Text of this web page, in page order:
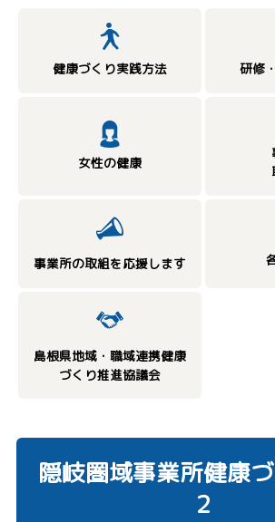
健康づくり実践方法 研修
女性の健康
事業所の取組を応援します
島根県地域・職域連携健康
づくり推進協議会
隠岐圏域事業所健康
２